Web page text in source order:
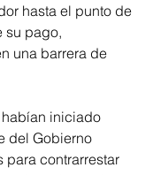
hasta el punto de
su pago,
una barrera de
habían iniciado
del Gobierno
para contrarrestar